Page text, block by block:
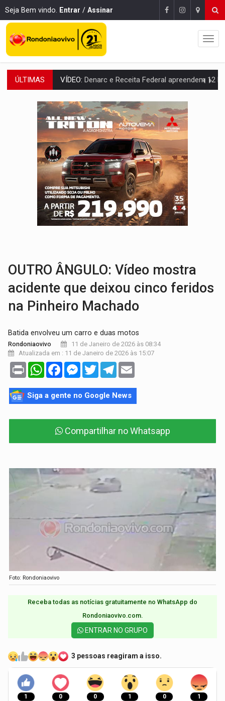
Seja Bem vindo. Entrar / Assinar
ÚLTIMAS OPERAÇÃO DA PC:Membros do CV são presos com armas e drogas após
ENTRADA GRATUITA:Espetáculo As Marias Somos Nós será
VÍDEO:Três são presos após furto de motocicleta em frente
CELEBRAÇÃO:Cerejeiras completa 43 anos de emancipação com
SAÚDE:Anvisa desmente boato sobre presença de plástico ou
VÍDEO:Pitbulls fogem de residência e atacam casal de idosos
AÇÃO CONJUNTA: Forças policiais apreendem cerca de 1kg de
PF ESTÁ APURANDO:Flávio Bolsonaro escolhe Alfredo Gaspar como vice, alvo de
VÍDEO:
OUTRO ÂNGULO: Vídeo mostra
acidente que deixou cinco feridos
na Pinheiro Machado
Batida envolveu um carro e duas motos
Rondoniaovivo
11 de Janeiro de 2026 às 08:34
Atualizada em : 11 de Janeiro de 2026 às 15:07
Print WhatsAppFacebookMessenger
TwitterTelegram
Siga a gente no Google News
Compartilhar no Whatsapp
Foto: Rondoniaovivo
Receba todas as notícias gratuitamente no WhatsApp do
Rondoniaovivo.com.​
ENTRAR NO GRUPO
3 pessoas reagiram a isso.
1 0 0 1 0 1